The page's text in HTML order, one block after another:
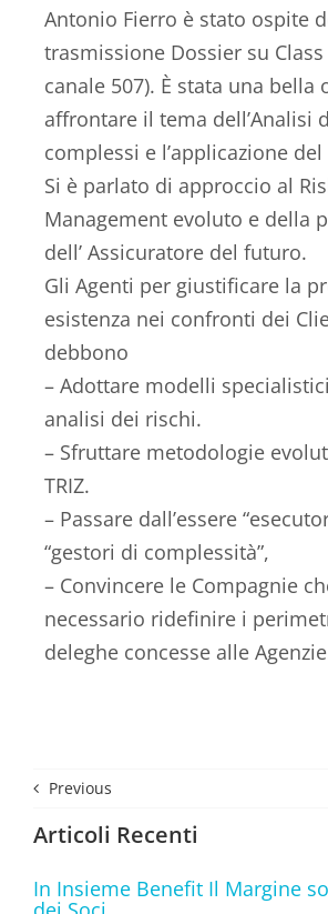
Antonio Fierro è stato ospite
trasmissione Dossier su Class
canale 507). È stata una bella
affrontare il tema dell’Analisi
complessi e l’applicazione
Si è parlato di approccio al
Management evoluto e della
dell’ Assicuratore del futuro.
Gli Agenti per giustificare la
esistenza nei confronti dei
debbono
– Adottare modelli
analisi dei rischi.
– Sfruttare metodologie
TRIZ.
– Passare dall’essere
“gestori di complessità”,
– Convincere le Compagnie
necessario ridefinire i
deleghe concesse alle
Previous
Articoli Recenti
In Insieme Benefit Il Margine